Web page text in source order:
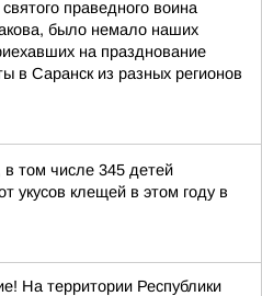
праведного воина
было немало наших
на празднование
в Саранск из разных регионов
в том числе 345 детей
укусов клещей в этом году в
На территории Республики